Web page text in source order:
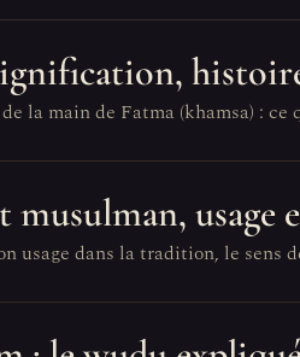
la main de Fatma (khamsa) :
usage
usage dans la tradition, le sens